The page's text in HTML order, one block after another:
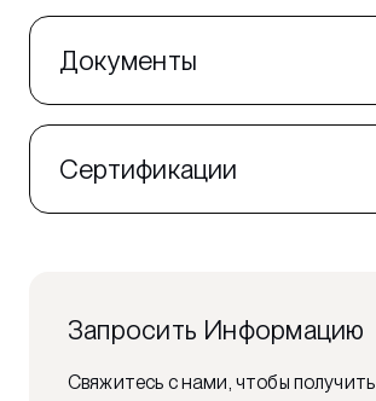
Документы
Сертификации
Запросить Информацию
Свяжитесь с нами, чтобы получить